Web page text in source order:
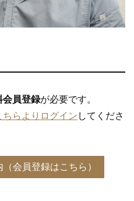
会員登録が必要です。
ちらよりログイン してくださ